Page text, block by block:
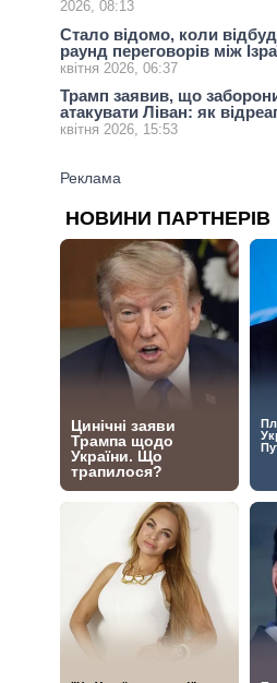
2026, 08:13
Стало відомо, коли
раунд переговорів між
квітня 2026, 06:37
Трамп заявив, що
атакувати Ліван: як
квітня 2026, 15:53